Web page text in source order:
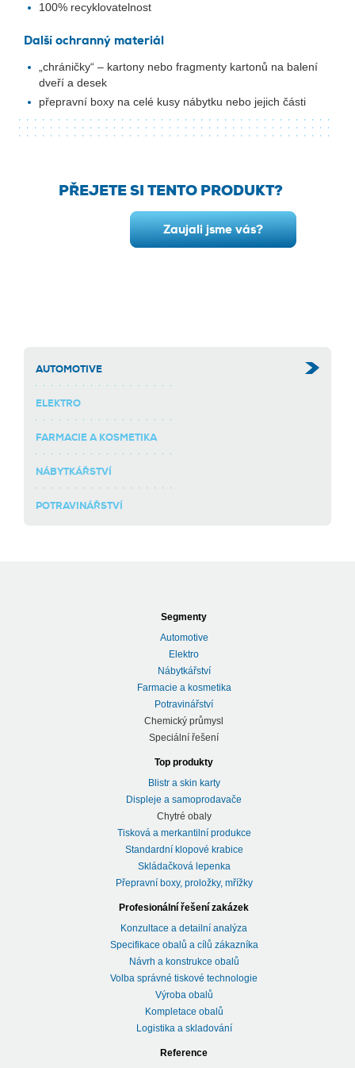
100% recyklovatelnost
Další ochranný materiál
„chráničky“ – kartony nebo fragmenty kartonů na balení
dveří a desek
přepravní boxy na celé kusy nábytku nebo jejich části
PŘEJETE SI TENTO PRODUKT?
Zaujali jsme vás?
AUTOMOTIVE
ELEKTRO
FARMACIE A KOSMETIKA
NÁBYTKÁŘSTVÍ
POTRAVINÁŘSTVÍ
Segmenty
Automotive
Elektro
Nábytkářství
Farmacie a kosmetika
Potravinářství
Chemický průmysl
Speciální řešení
Top produkty
Blistr a skin karty
Displeje a samoprodavače
Chytré obaly
Tisková a merkantilní produkce
Standardní klopové krabice
Skládačková lepenka
Přepravní boxy, proložky, mřížky
Profesionální řešení zakázek
Konzultace a detailní analýza
Specifikace obalů a cílů zákazníka
Návrh a konstrukce obalů
Volba správné tiskové technologie
Výroba obalů
Kompletace obalů
Logistika a skladování
Reference